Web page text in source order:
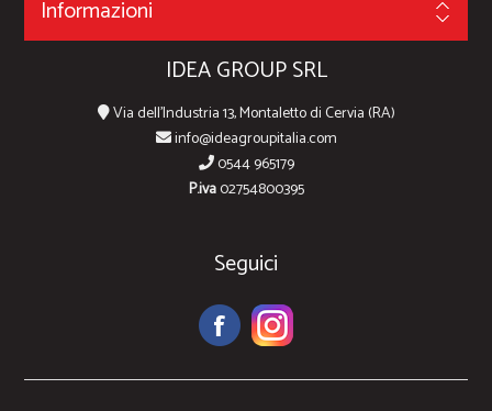
Informazioni
IDEA GROUP SRL
Via dell'Industria 13, Montaletto di Cervia (RA)
info@ideagroupitalia.com
0544 965179
P.iva02754800395
Seguici